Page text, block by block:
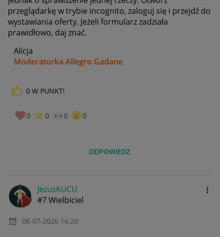
przeglądarkę w trybie incognito, zaloguj się i przejdź do
wystawiania oferty. Jeżeli formularz zadziała
prawidłowo, daj znać.
Alicja
Moderatorka Allegro Gadane
0 W PUNKT!
0 0 0 0
ODPOWIEDZ
JezusKUCU
#7 Wielbiciel
‎08-07-2026 16:20